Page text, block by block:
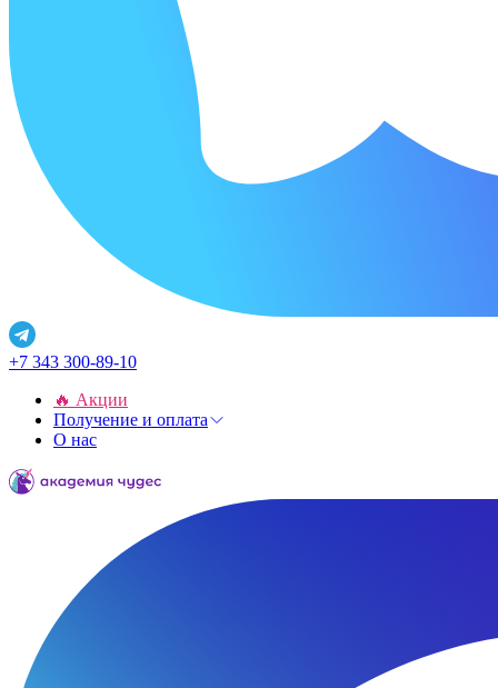
+7 343 300-89-10
🔥 Акции
Получение и оплата
О нас